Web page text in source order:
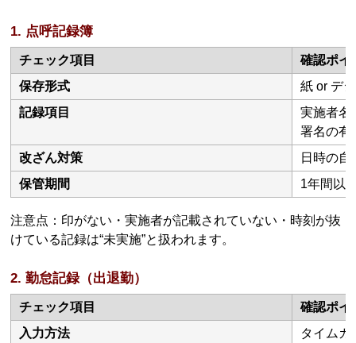
1. 点呼記録簿
チェック項目
確認ポイ
保存形式
紙 or デ
記録項目
実施者名
署名の有
改ざん対策
日時の
保管期間
1年間以
注意点：印がない・実施者が記載されていない・時刻が抜
けている記録は“未実施”と扱われます。
2. 勤怠記録（出退勤）
チェック項目
確認ポイ
入力方法
タイムカ